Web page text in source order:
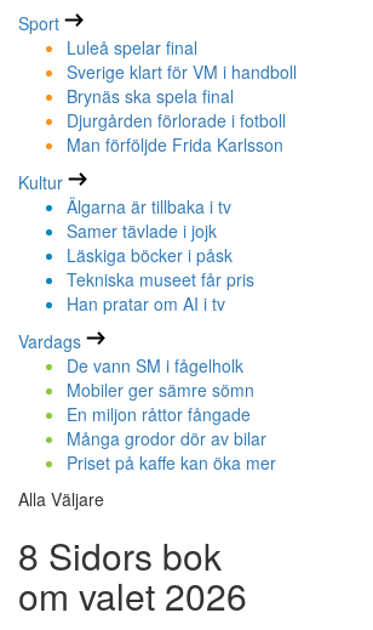
Sport
Luleå spelar final
Sverige klart för VM i handboll
Brynäs ska spela final
Djurgården förlorade i fotboll
Man förföljde Frida Karlsson
Kultur
Älgarna är tillbaka i tv
Samer tävlade i jojk
Läskiga böcker i påsk
Tekniska museet får pris
Han pratar om AI i tv
Vardags
De vann SM i fågelholk
Mobiler ger sämre sömn
En miljon råttor fångade
Många grodor dör av bilar
Priset på kaffe kan öka mer
Alla Väljare
8 Sidors bok
om valet 2026